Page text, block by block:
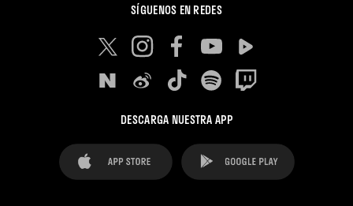
SÍGUENOS EN REDES
DESCARGA NUESTRA APP